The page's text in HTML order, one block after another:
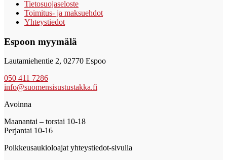
Tietosuojaseloste
Toimitus- ja maksuehdot
Yhteystiedot
Espoon myymälä
Lautamiehentie 2, 02770 Espoo
050 411 7286
info@suomensisustustakka.fi
Avoinna
Maanantai – torstai 10-18
Perjantai 10-16
Poikkeusaukioloajat yhteystiedot-sivulla